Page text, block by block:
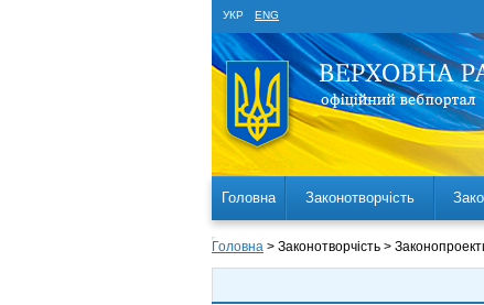
УКР ENG
Головна Законотворчість
Головна > Законотворчість >